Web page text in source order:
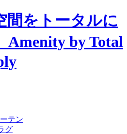
間をトータルに
Amenity by Total
テン
グ